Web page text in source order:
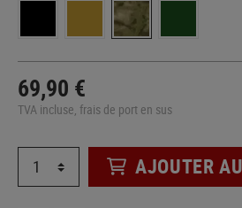
69,90 €
TVA incluse, frais de port en sus
AJOUTER